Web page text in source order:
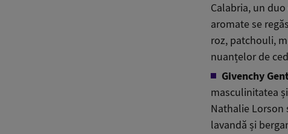
Calabria, un
aromate se
roz, patchouli,
nuanțelor de
Givenchy
masculinitatea
Nathalie Lorson
lavandă și